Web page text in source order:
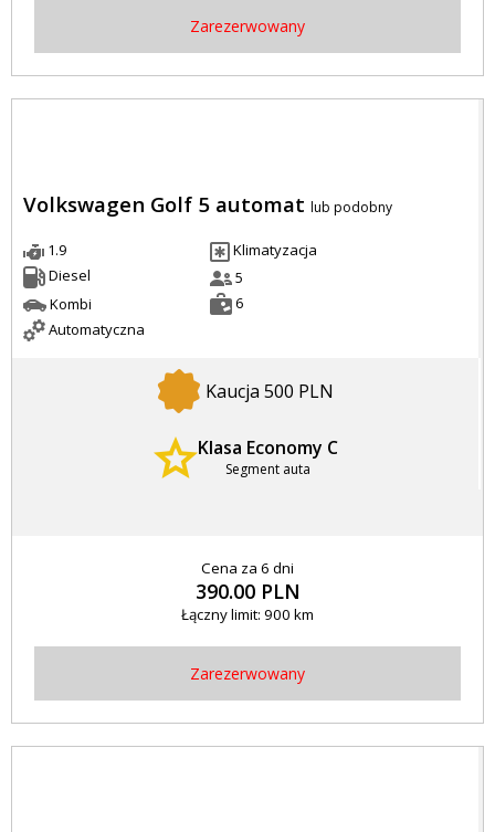
Zarezerwowany
Volkswagen Golf 5 automat lub podobny
1.9
Diesel
Kombi
Automatyczna
Klimatyzacja
5
6
Kaucja 500 PLN
Klasa Economy C
Segment auta
Cena za 6 dni
390.00 PLN
Łączny limit: 900 km
Zarezerwowany